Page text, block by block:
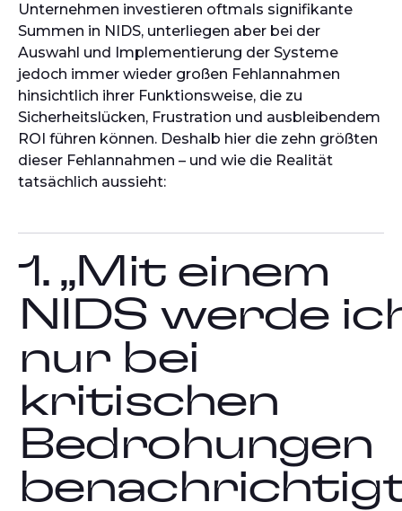
Unternehmen investieren oftmals signifikante
Summen in NIDS, unterliegen aber bei der
Auswahl und Implementierung der Systeme
jedoch immer wieder großen Fehlannahmen
hinsichtlich ihrer Funktionsweise, die zu
Sicherheitslücken, Frustration und ausbleibendem
ROI führen können. Deshalb hier die zehn größten
dieser Fehlannahmen – und wie die Realität
tatsächlich aussieht:
1. „Mit einem
NIDS werde
nur bei
kritischen
Bedrohungen